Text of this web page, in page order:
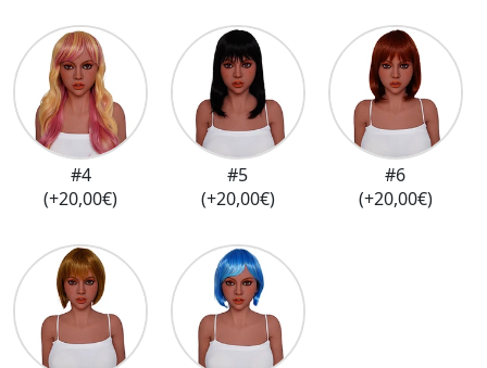
#4
(+20,00€)
#5
(+20,00€)
#6
(+20,00€)